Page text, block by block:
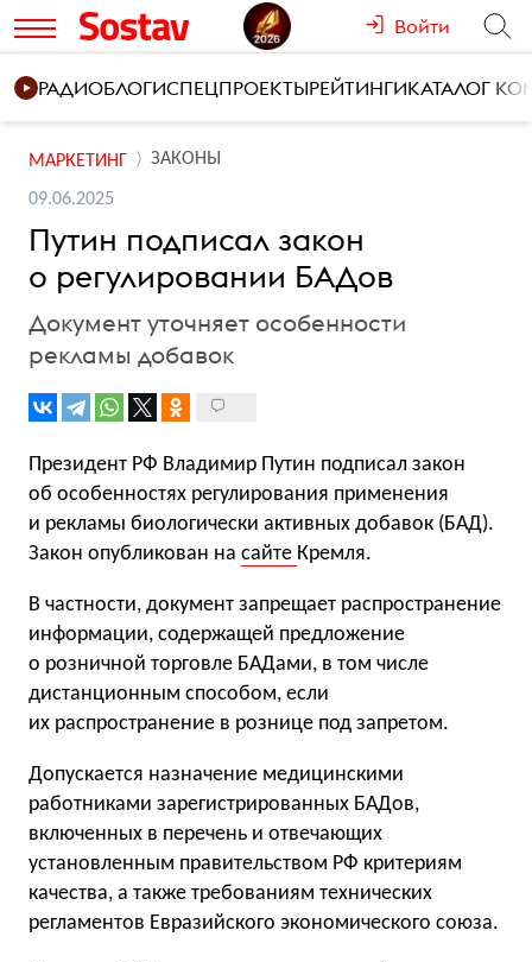
Войти
РАДИОБЛОГИСПЕЦПРОЕКТЫРЕЙТИНГИКАТАЛОГ
МАРКЕТИНГ ЗАКОНЫ
09.06.2025
Путин подписал закон
о регулировании БАДов
Документ уточняет особенности
рекламы добавок
Президент РФ Владимир Путин подписал закон
об особенностях регулирования применения
и рекламы биологически активных добавок (БАД).
Закон опубликован на сайте Кремля.
В частности, документ запрещает распространение
информации, содержащей предложение
о розничной торговле БАДами, в том числе
дистанционным способом, если
их распространение в рознице под запретом.
Допускается назначение медицинскими
работниками зарегистрированных БАДов,
включенных в перечень и отвечающих
установленным правительством РФ критериям
качества, а также требованиям технических
регламентов Евразийского экономического союза.